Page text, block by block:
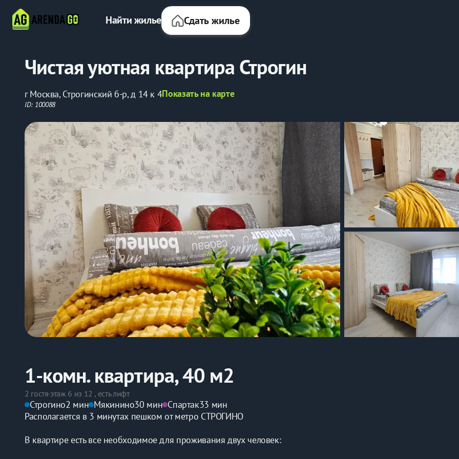
Найти жилье Сдать жилье
Чистая уютная квартира Строгин
г Москва, Строгинский б-р, д 14 к 4Показать на карте
ID: 100088
1-комн. квартира, 40 м2
2 гостя·этаж 6 из 12 , есть лифт
Строгино2 мин Мякинино30 мин Спартак33 мин
Располагается в 3 минутах пешком от метро СТРОГИНО
В квартире есть все необходимое для проживания двух человек: